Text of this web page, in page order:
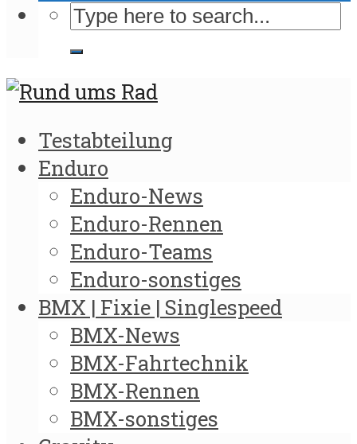
Testabteilung
Enduro
Enduro-News
Enduro-Rennen
Enduro-Teams
Enduro-sonstiges
BMX | Fixie | Singlespeed
BMX-News
BMX-Fahrtechnik
BMX-Rennen
BMX-sonstiges